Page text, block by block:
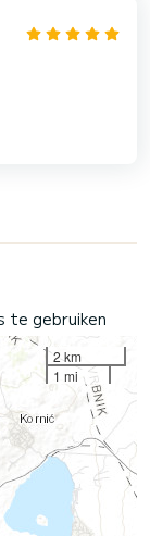
te gebruiken
2 km
1 mi